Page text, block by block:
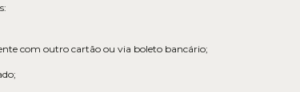
com outro cartão ou via boleto bancário;